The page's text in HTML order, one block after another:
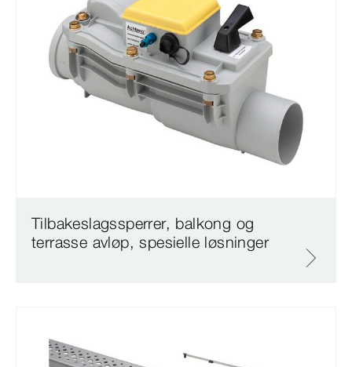
Tilbakeslagssperrer, balkong og
terrasse avløp, spesielle løsninger